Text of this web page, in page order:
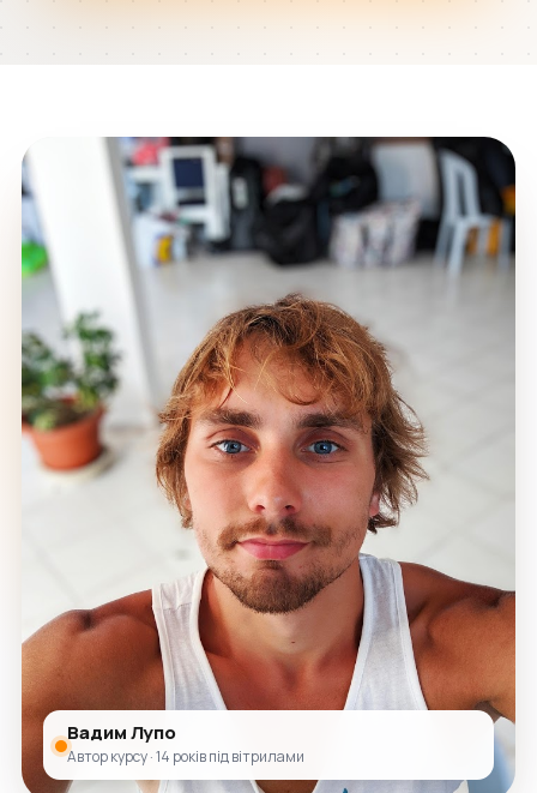
Вадим Лупо
Автор курсу · 14 років під вітрилами